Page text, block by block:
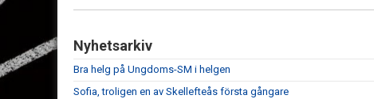
Nyhetsarkiv
Bra helg på Ungdoms-SM i helgen
Sofia, troligen en av Skellefteås första gångare